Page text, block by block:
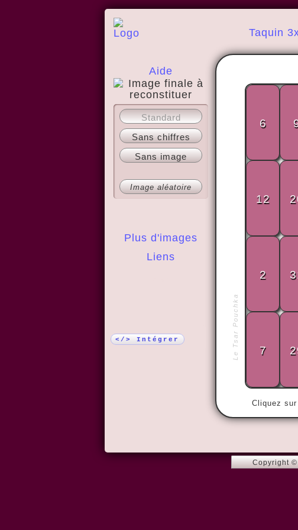
Taquin
Aide
A propos
Plus d'images
Liens
Standard
Sans chiffres
Sans image
Image aléatoire
</> Intégrer Le Tsar Pouchka
Cliquez
6
12
2
7
Copyright